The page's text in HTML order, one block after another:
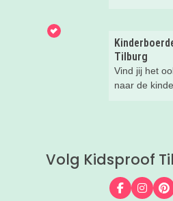
voor je op
Tilburg
Vind jij het
naar de
een rijtje
Volg Kidsproof
Volg ons
Volg